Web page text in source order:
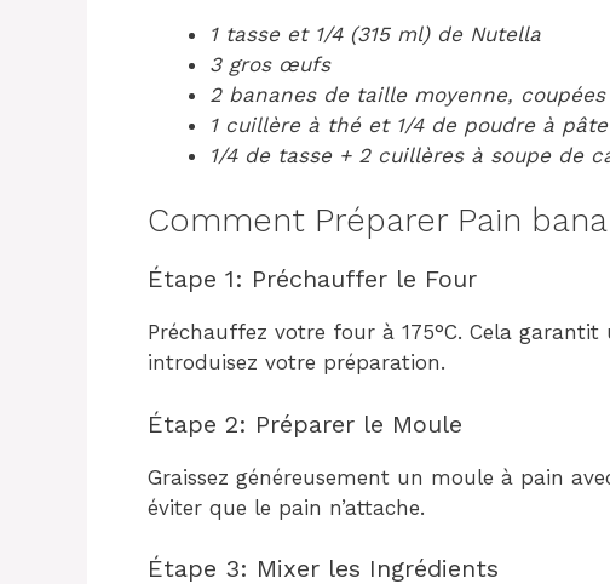
1 tasse et 1/4 (315 ml) de Nutella
3 gros œufs
2 bananes de taille moyenne,
1 cuillère à thé et 1/4 de poudre à
1/4 de tasse + 2 cuillères à soupe de
Comment Préparer Pain
Étape 1: Préchauffer le Four
Préchauffez votre four à 175°C. Cela
introduisez votre préparation.
Étape 2: Préparer le Moule
Graissez généreusement un moule à pain
éviter que le pain n’attache.
Étape 3: Mixer les Ingrédients